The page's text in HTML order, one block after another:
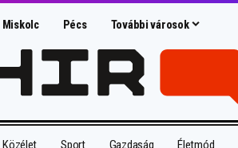
Miskolc Pécs További városok
Közélet Sport Gazdaság Életmód